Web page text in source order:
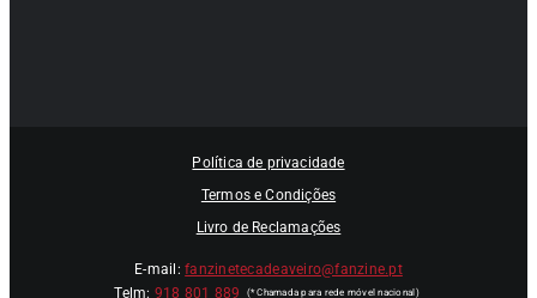
Política de privacidade
Termos e Condições
Livro de Reclamações
E-mail:fanzinetecadeaveiro@fanzine.pt
Telm: 918 801 889